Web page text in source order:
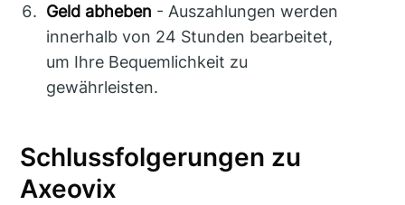
Geld abheben - Auszahlungen werden
innerhalb von 24 Stunden bearbeitet,
um Ihre Bequemlichkeit zu
gewährleisten.
Schlussfolgerungen zu
Axeovix